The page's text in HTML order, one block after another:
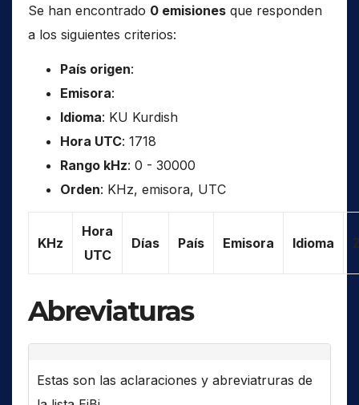
Se han encontrado 0 emisiones que responden
a los siguientes criterios:
País origen:
Emisora:
Idioma: KU Kurdish
Hora UTC: 1718
Rango kHz: 0 - 30000
Orden: KHz, emisora, UTC
KHz
Hora
UTC
Días País Emisora Idioma
Abreviaturas
Estas son las aclaraciones y abreviatruras de